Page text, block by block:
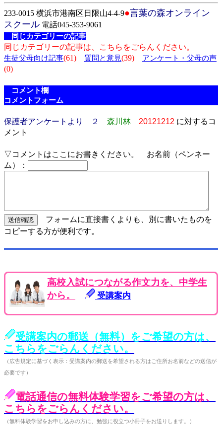
233-0015 横浜市港南区日限山4-4-9●言葉の森オンライン
スクール 電話045-353-9061
同じカテゴリーの記事
同じカテゴリーの記事は、こちらをごらんください。
生徒父母向け記事(61) 質問と意見(39) アンケート・父母の声
(0)
コメント欄
コメントフォーム
保護者アンケートより ２ 森川林 20121212 に対するコ
メント
▽コメントはここにお書きください。 お名前（ペンネー
ム）：
フォームに直接書くよりも、別に書いたものを
コピーする方が便利です。
高校入試につながる作文力を、中学生
から。
受講案内
受講案内の郵送（無料）をご希望の方は、
こちらをごらんください。
（広告規定に基づく表示：受講案内の郵送を希望される方はご住所お名前などの送信が
必要です）
電話通信の無料体験学習をご希望の方は、
こちらをごらんください。
（無料体験学習をお申し込みの方に、勉強に役立つ小冊子をお送りします。）